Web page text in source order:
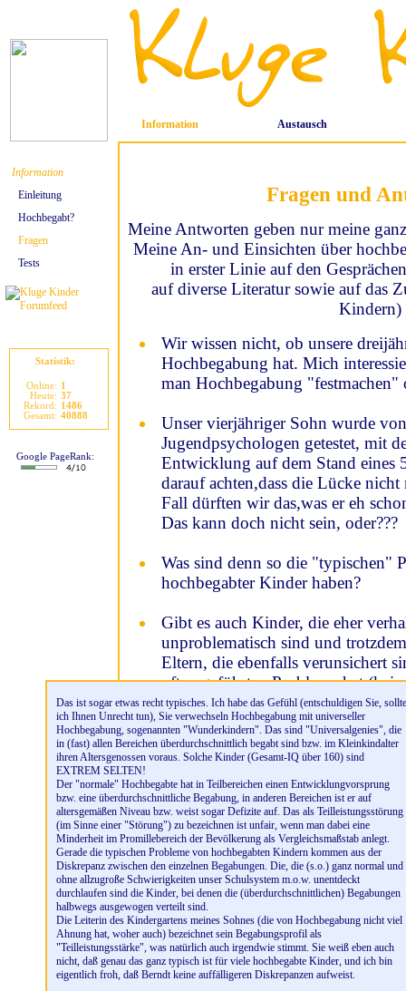
Information Austausch
Information
Einleitung
Hochbegabt?
Fragen
Tests
Statistik:
Online:
Heute:
Rekord:
Gesamt:
1
37
1486
40888
Google PageRank:
Das ist sogar etwas recht typisches. Ich habe das Gefühl (entschuldigen Sie, sollte
ich Ihnen Unrecht tun), Sie verwechseln Hochbegabung mit universeller
Hochbegabung, sogenannten "Wunderkindern". Das sind "Universalgenies", die
in (fast) allen Bereichen überdurchschnittlich begabt sind bzw. im Kleinkindalter
ihren Altersgenossen voraus. Solche Kinder (Gesamt-IQ über 160) sind
EXTREM SELTEN!
Der "normale" Hochbegabte hat in Teilbereichen einen Entwicklungvorsprung
bzw. eine überdurchschnittliche Begabung, in anderen Bereichen ist er auf
altersgemäßen Niveau bzw. weist sogar Defizite auf. Das als Teilleistungsstörung
(im Sinne einer "Störung") zu bezeichnen ist unfair, wenn man dabei eine
Minderheit im Promillebereich der Bevölkerung als Vergleichsmaßstab anlegt.
Gerade die typischen Probleme von hochbegabten Kindern kommen aus der
Diskrepanz zwischen den einzelnen Begabungen. Die, die (s.o.) ganz normal und
ohne allzugroße Schwierigkeiten unser Schulsystem m.o.w. unentdeckt
durchlaufen sind die Kinder, bei denen die (überdurchschnittlichen) Begabungen
halbwegs ausgewogen verteilt sind.
Die Leiterin des Kindergartens meines Sohnes (die von Hochbegabung nicht viel
Ahnung hat, woher auch) bezeichnet sein Begabungsprofil als
"Teilleistungsstärke", was natürlich auch irgendwie stimmt. Sie weiß eben auch
nicht, daß genau das ganz typisch ist für viele hochbegabte Kinder, und ich bin
eigentlich froh, daß Berndt keine auffälligeren Diskrepanzen aufweist.
Fragen und
Meine Antworten geben nur meine
Meine An- und Einsichten über
in erster Linie auf den
auf diverse Literatur sowie auf das
Kindern)
Wir wissen nicht, ob unsere
Hochbegabung hat. Mich
man Hochbegabung "festmachen"
Unser vierjähriger Sohn wurde
Jugendpsychologen getestet, mit
Entwicklung auf dem Stand eines
darauf achten,dass die Lücke
Fall dürften wir das,was er eh
Das kann doch nicht sein, oder???
Was sind denn so die "typischen"
hochbegabter Kinder haben?
Gibt es auch Kinder, die eher
unproblematisch sind und
Eltern, die ebenfalls verunsichert
oft angeführten Probleme hat
Motorik- oder
Ergotherapie...)? Kann ein
gelangweiltes Kind hb sein?
Wie ist das mit dem Lesen?
typisches Merkmal hochbegabter
man von "Lesen" sprechen?
Soll ich mich mit meinem Kind
setzen oder nicht? Ist sie nicht
Ich habe einen 14 Monate alten
Mal in Erstaunen versetzt. Kannst
und wie man eine eventuelle